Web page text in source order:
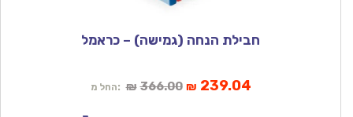
חבילת הנחה (גמישה) – כראמל
החל מ: ₪ 366.00המחיר
₪ 239.04המחיר